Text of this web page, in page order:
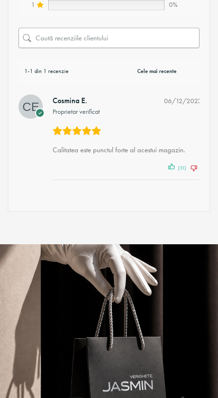
1
0%
1-1 din 1 recenzie
Cosmina E.
Proprietar verificat
06/12/2023
Calitatea este punctul forte al acestui magazin.
(11)